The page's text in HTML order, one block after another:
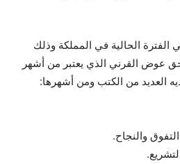
الحالية في المملكة وذلك
عوض القرني الذي يعتبر من أشهر
العديد من الكتب ومن أشهرها:
والنجاح.